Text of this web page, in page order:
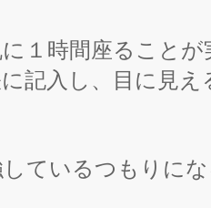
１時間座ること
記入し、目に見
ているつもりに